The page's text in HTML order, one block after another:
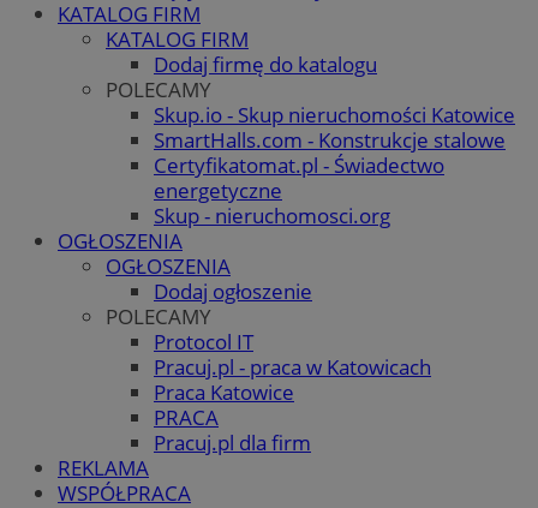
KATALOG FIRM
KATALOG FIRM
Dodaj firmę do katalogu
POLECAMY
Skup.io - Skup nieruchomości Katowice
SmartHalls.com - Konstrukcje stalowe
Certyfikatomat.pl - Świadectwo
energetyczne
Skup - nieruchomosci.org
OGŁOSZENIA
OGŁOSZENIA
Dodaj ogłoszenie
POLECAMY
Protocol IT
Pracuj.pl - praca w Katowicach
Praca Katowice
PRACA
Pracuj.pl dla firm
REKLAMA
WSPÓŁPRACA